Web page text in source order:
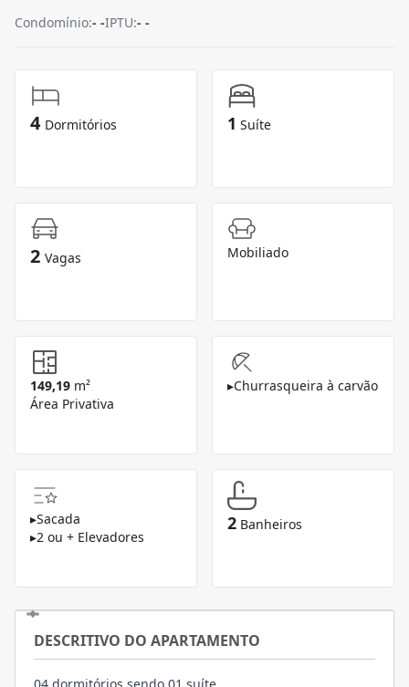
Condomínio:- -IPTU:- -
4 Dormitórios 1 Suíte
2 Vagas Mobiliado
149,19 m²
Área Privativa
▸Churrasqueira à carvão
▸Sacada
▸2 ou + Elevadores
2 Banheiros
DESCRITIVO DO APARTAMENTO